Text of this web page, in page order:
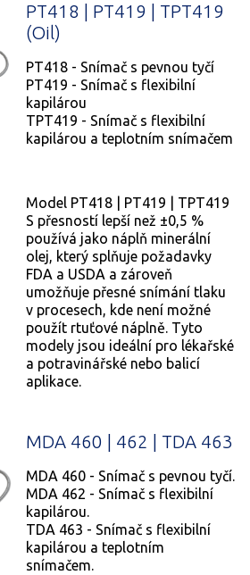
PT418 | PT419 | TPT419
(Oil)
PT418 - Snímač s pevnou tyčí
PT419 - Snímač s flexibilní
kapilárou
TPT419 - Snímač s flexibilní
kapilárou a teplotním snímačem
Model PT418 | PT419 | TPT419
S přesností lepší než ±0,5 %
používá jako náplň minerální
olej, který splňuje požadavky
FDA a USDA a zároveň
umožňuje přesné snímání tlaku
v procesech, kde není možné
použít rtuťové náplně. Tyto
modely jsou ideální pro lékařské
a potravinářské nebo balicí
aplikace.
MDA 460 | 462 | TDA 463
MDA 460 - Snímač s pevnou tyčí.
MDA 462 - Snímač s flexibilní
kapilárou.
TDA 463 - Snímač s flexibilní
kapilárou a teplotním
snímačem.